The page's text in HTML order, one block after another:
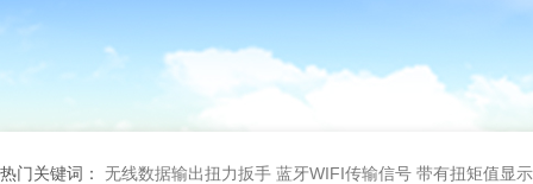
热门关键词： 无线数据输出扭力扳手 蓝牙WIFI传输信号 带有扭矩值显